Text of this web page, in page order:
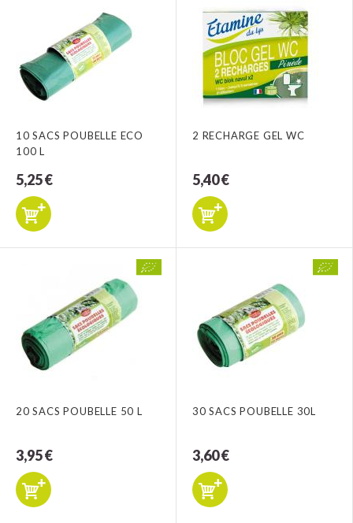
10 SACS POUBELLE ECO
100 L
5,25 €
2 RECHARGE GEL WC
5,40 €
20 SACS POUBELLE 50 L
3,95 €
30 SACS POUBELLE 30L
3,60 €